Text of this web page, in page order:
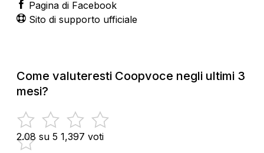
Pagina di Facebook
Sito di supporto ufficiale
Come valuteresti Coopvoce negli ultimi 3
mesi?
2.08 su 5 1,397 voti